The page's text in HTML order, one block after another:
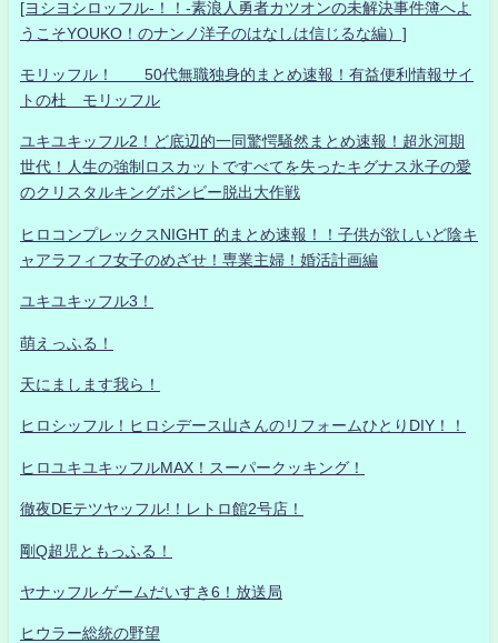
[ヨシヨシロッフル-！！-素浪人勇者カツオンの未解決事件簿へよ
うこそYOUKO！のナンノ洋子のはなしは信じるな編）]
モリッフル！ 50代無職独身的まとめ速報！有益便利情報サイ
トの杜 モリッフル
ユキユキッフル2！ど底辺的一同驚愕騒然まとめ速報！超氷河期
世代！人生の強制ロスカットですべてを失ったキグナス氷子の愛
のクリスタルキングボンビー脱出大作戦
ヒロコンプレックスNIGHT 的まとめ速報！！子供が欲しいど陰キ
ャアラフィフ女子のめざせ！専業主婦！婚活計画編
ユキユキッフル3！
萌えっふる！
天にまします我ら！
ヒロシッフル！ヒロシデース山さんのリフォームひとりDIY！！
ヒロユキユキッフルMAX！スーパークッキング！
徹夜DEテツヤッフル!！レトロ館2号店！
剛Q超児ともっふる！
ヤナッフル ゲームだいすき6！放送局
ヒウラー総統の野望